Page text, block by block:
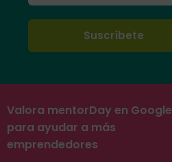
Valora mentorDay en Google
para ayudar a más
emprendedores